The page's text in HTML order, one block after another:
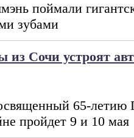
поймали
зубами
из Сочи устроят
65-летию
пройдет 9 и 10 мая